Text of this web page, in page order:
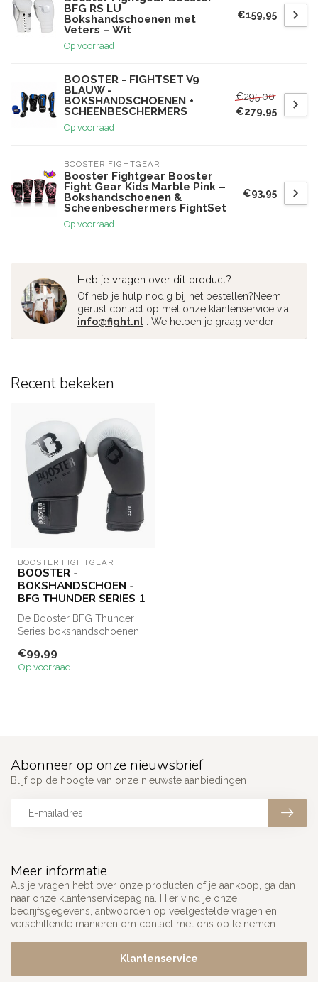
BFG RS LU
Bokshandschoenen met
Veters – Wit
Op voorraad
€159,95
BOOSTER - FIGHTSET V9
BLAUW -
BOKSHANDSCHOENEN +
SCHEENBESCHERMERS
Op voorraad
€295,00
€279,95
BOOSTER FIGHTGEAR
Booster Fightgear Booster
Fight Gear Kids Marble Pink –
Bokshandschoenen &
Scheenbeschermers FightSet
Op voorraad
€93,95
Heb je vragen over dit product?
Of heb je hulp nodig bij het bestellen?Neem
gerust contact op met onze klantenservice via
info@fight.nl . We helpen je graag verder!
Recent bekeken
BOOSTER FIGHTGEAR
BOOSTER -
BOKSHANDSCHOEN -
BFG THUNDER SERIES 1
De Booster BFG Thunder
Series bokshandschoenen
en k...
€99,99
Op voorraad
Meer informatie
Als je vragen hebt over onze producten of je aankoop, ga dan
naar onze klantenservicepagina. Hier vind je onze
bedrijfsgegevens, antwoorden op veelgestelde vragen en
verschillende manieren om contact met ons op te nemen.
Klantenservice
Abonneer op onze nieuwsbrief
Blijf op de hoogte van onze nieuwste aanbiedingen